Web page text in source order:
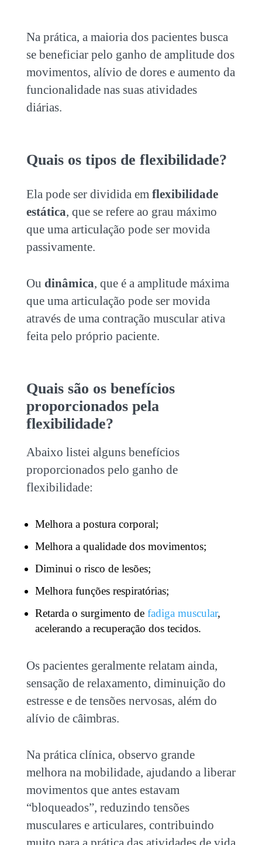
Na prática, a maioria dos pacientes busca
se beneficiar pelo ganho de amplitude dos
movimentos, alívio de dores e aumento da
funcionalidade nas suas atividades
diárias.
Quais os tipos de flexibilidade?
Ela pode ser dividida em flexibilidade
estática, que se refere ao grau máximo
que uma articulação pode ser movida
passivamente.
Ou dinâmica, que é a amplitude máxima
que uma articulação pode ser movida
através de uma contração muscular ativa
feita pelo próprio paciente.
Quais são os benefícios
proporcionados pela
flexibilidade?
Abaixo listei alguns benefícios
proporcionados pelo ganho de
flexibilidade:
Melhora a postura corporal;
Melhora a qualidade dos movimentos;
Diminui o risco de lesões;
Melhora funções respiratórias;
Retarda o surgimento de fadiga muscular,
acelerando a recuperação dos tecidos.
Os pacientes geralmente relatam ainda,
sensação de relaxamento, diminuição do
estresse e de tensões nervosas, além do
alívio de câimbras.
Na prática clínica, observo grande
melhora na mobilidade, ajudando a liberar
movimentos que antes estavam
“bloqueados”, reduzindo tensões
musculares e articulares, contribuindo